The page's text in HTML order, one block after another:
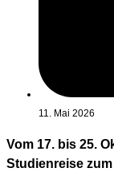
11. Mai 2026
Vom 17. bis 25.
Studienreise